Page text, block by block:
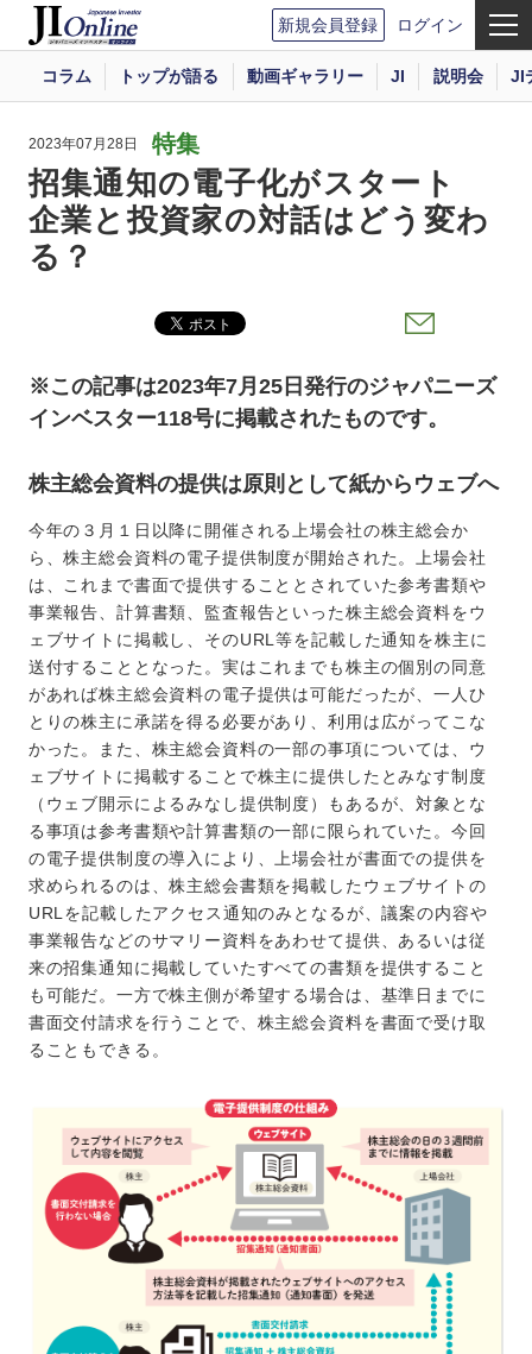
新規会員登録 ログイン
コラム トップが語る 動画ギャラリー JI 説明会 JI
2023年07月28日 特集
招集通知の電子化がスタート
企業と投資家の対話はどう変わ
る？
※この記事は2023年7月25日発行のジャパニーズ
インベスター118号に掲載されたものです。
株主総会資料の提供は原則として紙からウェブへ
今年の３月１日以降に開催される上場会社の株主総会か
ら、株主総会資料の電子提供制度が開始された。上場会社
は、これまで書面で提供することとされていた参考書類や
事業報告、計算書類、監査報告といった株主総会資料をウ
ェブサイトに掲載し、そのURL等を記載した通知を株主に
送付することとなった。実はこれまでも株主の個別の同意
があれば株主総会資料の電子提供は可能だったが、一人ひ
とりの株主に承諾を得る必要があり、利用は広がってこな
かった。また、株主総会資料の一部の事項については、ウ
ェブサイトに掲載することで株主に提供したとみなす制度
（ウェブ開示によるみなし提供制度）もあるが、対象とな
る事項は参考書類や計算書類の一部に限られていた。今回
の電子提供制度の導入により、上場会社が書面での提供を
求められるのは、株主総会書類を掲載したウェブサイトの
URLを記載したアクセス通知のみとなるが、議案の内容や
事業報告などのサマリー資料をあわせて提供、あるいは従
来の招集通知に掲載していたすべての書類を提供すること
も可能だ。一方で株主側が希望する場合は、基準日までに
書面交付請求を行うことで、株主総会資料を書面で受け取
ることもできる。